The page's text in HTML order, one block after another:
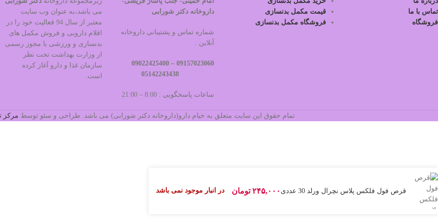
تماس با ما
فروشگاه
قیمت مکمل بدنسازی
فروشگاه مکمل بدنسازی
داروخانه دکتر شورابی
شماره تماس و پشتیبانی داروخانه
آنلاین :
09157023060 –
ساعات پاسخگویی : 8:00 – 21:00
می باشد،به عنوان وب سایت
معتبر از سال 94 فعالیت خود را در
اقلام دارویی و فروش مکمل های
بدنسازی و ورزشی با مجوز رسمی
از وزارت بهداشت تحت نظر
سازمان غذا و دارو آغاز کرده
است.
تمام حقوق این سایت متعلق به خیام دارو(داروخانه دکتر شورابی) می باشد. طراحی و سئو توسط مرکز
قرص فول فلکس پلاس نچرال ورلد 30 عددی ۲۴۵,۰۰۰ تومان در انبار موجود نمی باشد